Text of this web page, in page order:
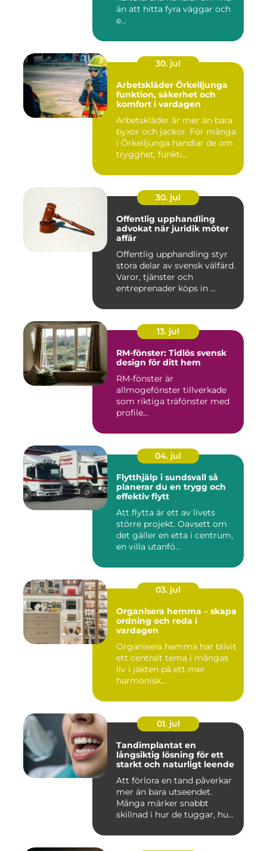
än att hitta fyra väggar och
e...
30. jul
Arbetskläder Örkelljunga
funktion, säkerhet och
komfort i vardagen
Arbetskläder är mer än bara
byxor och jackor. För många
i Örkelljunga handlar de om
trygghet, funkti...
30. jul
Offentlig upphandling
advokat när juridik möter
affär
Offentlig upphandling styr
stora delar av svensk välfärd.
Varor, tjänster och
entreprenader köps in ...
13. jul
RM-fönster: Tidlös svensk
design för ditt hem
RM-fönster är
allmogefönster tillverkade
som riktiga träfönster med
profile...
04. jul
Flytthjälp i sundsvall så
planerar du en trygg och
effektiv flytt
Att flytta är ett av livets
större projekt. Oavsett om
det gäller en etta i centrum,
en villa utanfö...
03. jul
Organisera hemma – skapa
ordning och reda i
vardagen
Organisera hemma har blivit
ett centralt tema i mångas
liv i jakten på ett mer
harmonisk...
01. jul
Tandimplantat en
långsiktig lösning för ett
starkt och naturligt leende
Att förlora en tand påverkar
mer än bara utseendet.
Många märker snabbt
skillnad i hur de tuggar, hu...